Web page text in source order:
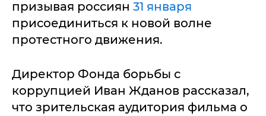
призывая россиян 31 января
присоединиться к новой волне
протестного движения.
Директор Фонда борьбы с
коррупцией Иван Жданов рассказал,
что зрительская аудитория фильма о